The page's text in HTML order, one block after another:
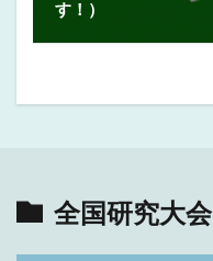
す！）
全国研究大会